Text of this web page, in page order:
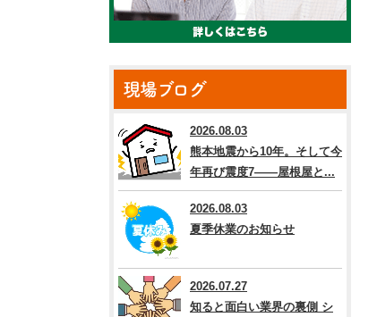
現場ブログ
2026.08.03
熊本地震から10年。そして今
年再び震度7――屋根屋と...
2026.08.03
夏季休業のお知らせ
2026.07.27
知ると面白い業界の裏側 シ